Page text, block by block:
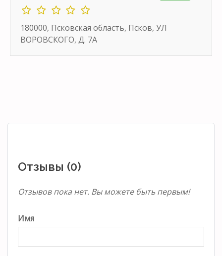
180000, Псковская область, Псков, УЛ
ВОРОВСКОГО, Д. 7А
Отзывы (0)
Отзывов пока нет. Вы можете быть первым!
Имя